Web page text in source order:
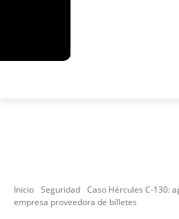
Inicio Seguridad Caso Hércules C-130:
empresa proveedora de billetes